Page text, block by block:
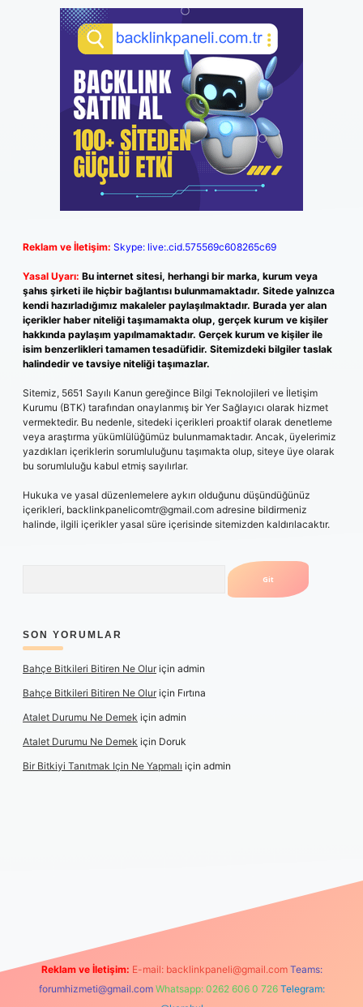
Reklam ve İletişim: Skype: live:.cid.575569c608265c69
Yasal Uyarı: Bu internet sitesi, herhangi bir marka, kurum veya
şahıs şirketi ile hiçbir bağlantısı bulunmamaktadır. Sitede yalnızca
kendi hazırladığımız makaleler paylaşılmaktadır. Burada yer alan
içerikler haber niteliği taşımamakta olup, gerçek kurum ve kişiler
hakkında paylaşım yapılmamaktadır. Gerçek kurum ve kişiler ile
isim benzerlikleri tamamen tesadüfidir. Sitemizdeki bilgiler taslak
halindedir ve tavsiye niteliği taşımazlar.
Sitemiz, 5651 Sayılı Kanun gereğince Bilgi Teknolojileri ve İletişim
Kurumu (BTK) tarafından onaylanmış bir Yer Sağlayıcı olarak hizmet
vermektedir. Bu nedenle, sitedeki içerikleri proaktif olarak denetleme
veya araştırma yükümlülüğümüz bulunmamaktadır. Ancak, üyelerimiz
yazdıkları içeriklerin sorumluluğunu taşımakta olup, siteye üye olarak
bu sorumluluğu kabul etmiş sayılırlar.
Hukuka ve yasal düzenlemelere aykırı olduğunu düşündüğünüz
içerikleri, backlinkpanelicomtr@gmail.com adresine bildirmeniz
halinde, ilgili içerikler yasal süre içerisinde sitemizden kaldırılacaktır.
SON YORUMLAR
Bahçe Bitkileri Bitiren Ne Oluriçin admin
Bahçe Bitkileri Bitiren Ne Oluriçin Fırtına
Atalet Durumu Ne Demek için admin
Atalet Durumu Ne Demek için Doruk
Bir Bitkiyi Tanıtmak Için Ne Yapmalı için admin
Reklam ve İletişim: E-mail: backlinkpaneli@gmail.com Teams:
forumhizmeti@gmail.com Whatsapp: 0262 606 0 726 Telegram: